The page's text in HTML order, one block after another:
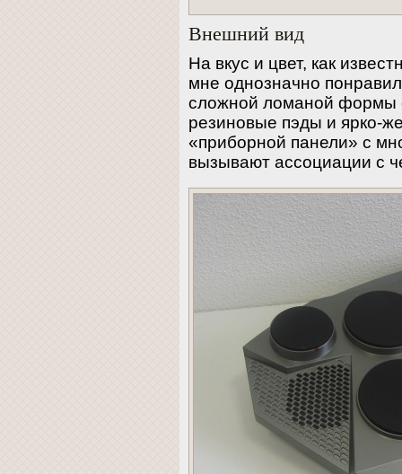
Внешний вид
На вкус и цвет, как
мне однозначно
сложной ломаной формы
резиновые пэды и ярко-
«приборной панели» с
вызывают ассоциации с